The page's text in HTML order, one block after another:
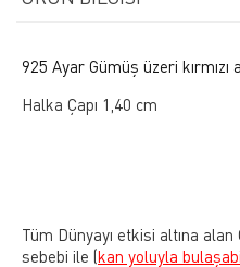
925 Ayar Gümüş üzeri kırmızı
Halka Çapı 1,40 cm
Tüm Dünyayı etkisi altına alan
sebebi ile (kan yoluyla